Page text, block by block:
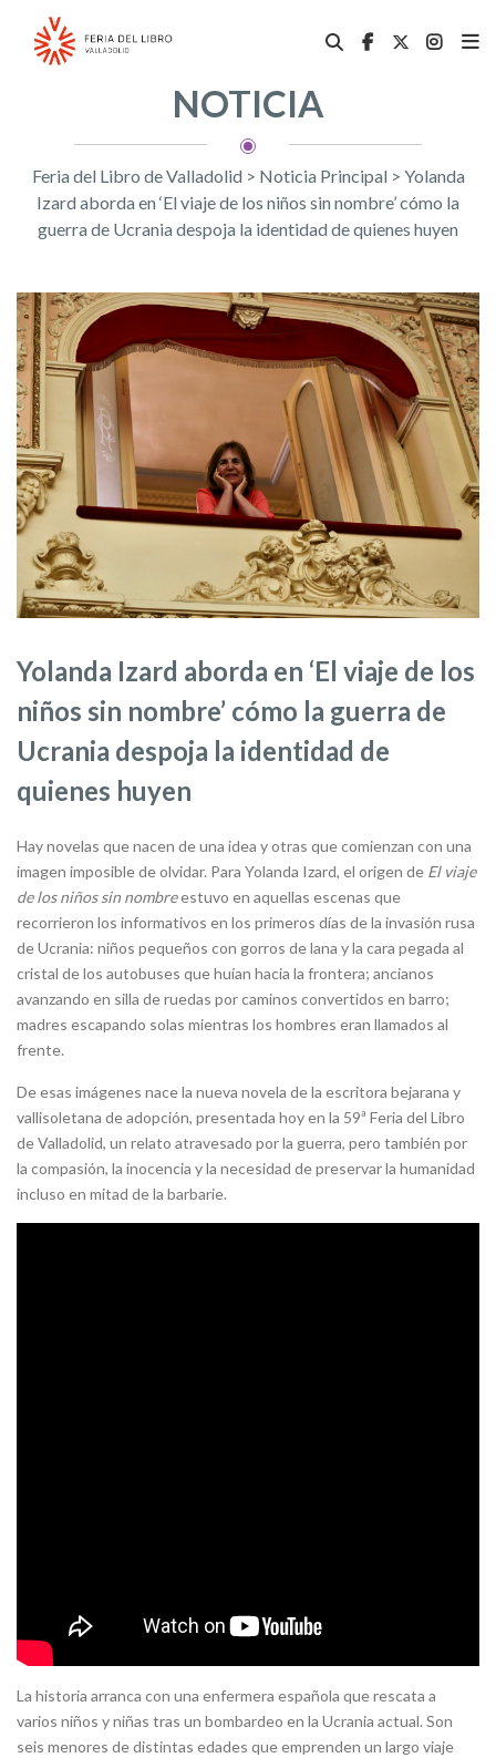
NOTICIA
Feria del Libro de Valladolid > Noticia Principal > Yolanda
Izard aborda en ‘El viaje de los niños sin nombre’ cómo la
guerra de Ucrania despoja la identidad de quienes huyen
Yolanda Izard aborda en ‘El viaje de los
niños sin nombre’ cómo la guerra de
Ucrania despoja la identidad de
quienes huyen
Hay novelas que nacen de una idea y otras que comienzan con una
imagen imposible de olvidar. Para Yolanda Izard, el origen de El viaje
de los niños sin nombreestuvo en aquellas escenas que
recorrieron los informativos en los primeros días de la invasión rusa
de Ucrania: niños pequeños con gorros de lana y la cara pegada al
cristal de los autobuses que huían hacia la frontera; ancianos
avanzando en silla de ruedas por caminos convertidos en barro;
madres escapando solas mientras los hombres eran llamados al
frente.
De esas imágenes nace la nueva novela de la escritora bejarana y
vallisoletana de adopción, presentada hoy en la 59ª Feria del Libro
de Valladolid, un relato atravesado por la guerra, pero también por
la compasión, la inocencia y la necesidad de preservar la humanidad
incluso en mitad de la barbarie.
La historia arranca con una enfermera española que rescata a
varios niños y niñas tras un bombardeo en la Ucrania actual. Son
seis menores de distintas edades que emprenden un largo viaje